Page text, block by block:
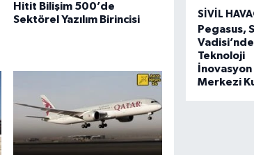
Hitit Bilişim 500’de
Sektörel Yazılım Birincisi
SIVIL
Pegasus,
Vadisi’nde
Teknoloji
İnovasyon
Merkezi